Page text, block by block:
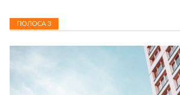
ПОЛОСА 3